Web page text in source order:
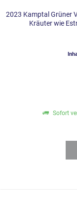
2023 Kamptal Grüner
Kräuter wie
Sofort